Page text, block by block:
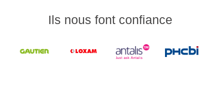
Ils nous font confiance